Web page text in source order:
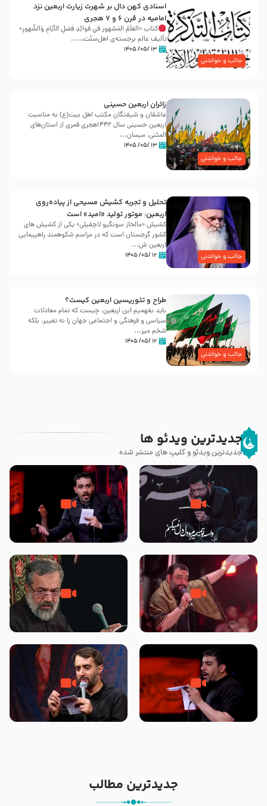
جالب و خواندنی
اسنادی کهن دال بر شهرت زیارت اربعین نزد
امامیه در قرن ۶ و ۷ هجری
کتاب «العَلَمُ المَشهور في فَوائِدِ فَضلِ الأيّامِ وَالشُّهورِ»
تألیف عالم برجسته‌ی اهل‌سنّت…...
۱۳ /۰۵/ ۱۴۰۵
جالب و خواندنی
زائران اربعین حسینی
عاشقان و شیفتگان مکتب اهل بیت(ع) به مناسبت
اربعین حسینی سال ۱۴۴۲هجری قمری از استان‌های
المثنی، میسان...
۱۳ /۰۵/ ۱۴۰۵
جالب و خواندنی
تحلیل و تجربه کشیش مسیحی از پیاده‌روی
اربعین: موتور تولید «امید» است
کشیش «مالخاز سونگیو لاچفیلی» یکی از کشیش های
کشور گرجستان است که در مراسم شکوهمند راهپیمایی
اربعین ش...
۱۲ /۰۵/ ۱۴۰۵
جالب و خواندنی
طراح و تئوریسین اربعین کیست؟
باید بفهمیم این اربعین، چیست که تمام معادلات
سیاسی و فرهنگی و اجتماعی جهان را نه تغییر، بلکه
شخم میز...
۱۲ /۰۵/ ۱۴۰۵
جدیدترین ویدئو ها
جدیدترین ویدئو و کلیپ های منتشر شده
مصداق کربلا – حاج حسین سیب
سرخی
شور ، حسینا! به‌ حق زهرا «أُنْظُرْ
إِلَینا» – عزاداری شب هفتم ماه
جانا جانا ابی عبدالله – کربلایی جواد
مقدم – شب هشتم محرم 1448 –
مادر منم مثل تو خمیدم – حاج
محمود کریمی – شهادت حضرت
هیئت رایة العباس علیه السلام
تک ، عبّاس، صاحب دل‌هاست –
حاج حنیف طاهری – عزاداری شب
من غلام نوکراتم من عاشق کربلاتم
– شور زمینه – شب هفتم – محرم
جدیدترین مطالب